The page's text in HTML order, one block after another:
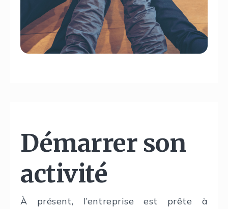
Démarrer son
activité
À présent, l’entreprise est prête à